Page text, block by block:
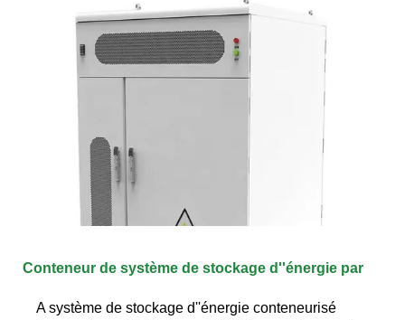
Conteneur de système de stockage d''énergie par
A système de stockage d''énergie conteneurisé